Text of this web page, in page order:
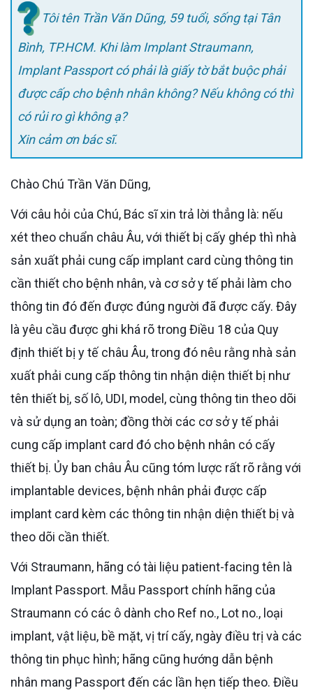
Tôi tên Trần Văn Dũng, 59 tuổi, sống tại Tân
Bình, TP.HCM. Khi làm Implant Straumann,
Implant Passport có phải là giấy tờ bắt buộc phải
được cấp cho bệnh nhân không? Nếu không có thì
có rủi ro gì không ạ?
Xin cảm ơn bác sĩ.
Chào Chú Trần Văn Dũng,
Với câu hỏi của Chú, Bác sĩ xin trả lời thẳng là: nếu
xét theo chuẩn châu Âu, với thiết bị cấy ghép thì nhà
sản xuất phải cung cấp implant card cùng thông tin
cần thiết cho bệnh nhân, và cơ sở y tế phải làm cho
thông tin đó đến được đúng người đã được cấy. Đây
là yêu cầu được ghi khá rõ trong Điều 18 của Quy
định thiết bị y tế châu Âu, trong đó nêu rằng nhà sản
xuất phải cung cấp thông tin nhận diện thiết bị như
tên thiết bị, số lô, UDI, model, cùng thông tin theo dõi
và sử dụng an toàn; đồng thời các cơ sở y tế phải
cung cấp implant card đó cho bệnh nhân có cấy
thiết bị. Ủy ban châu Âu cũng tóm lược rất rõ rằng với
implantable devices, bệnh nhân phải được cấp
implant card kèm các thông tin nhận diện thiết bị và
theo dõi cần thiết.
Với Straumann, hãng có tài liệu patient-facing tên là
Implant Passport. Mẫu Passport chính hãng của
Straumann có các ô dành cho Ref no., Lot no., loại
implant, vật liệu, bề mặt, vị trí cấy, ngày điều trị và các
thông tin phục hình; hãng cũng hướng dẫn bệnh
nhân mang Passport đến các lần hẹn tiếp theo. Điều